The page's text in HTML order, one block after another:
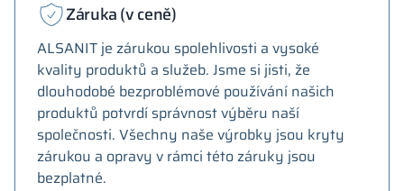
Záruka (v ceně)
ALSANIT je zárukou spolehlivosti a vysoké
kvality produktů a služeb. Jsme si jisti, že
dlouhodobé bezproblémové používání našich
produktů potvrdí správnost výběru naší
společnosti. Všechny naše výrobky jsou kryty
zárukou a opravy v rámci této záruky jsou
bezplatné.